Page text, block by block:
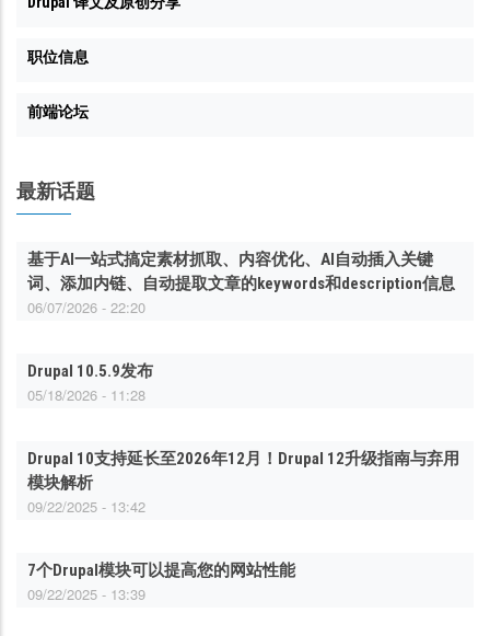
职位信息
前端论坛
最新话题
基于AI一站式搞定素材抓取、内容优化、AI自动插入关键
词、添加内链、自动提取文章的keywords和description信息
06/07/2026 - 22:20
Drupal 10.5.9发布
05/18/2026 - 11:28
Drupal 10支持延长至2026年12月！Drupal 12升级指南与弃用
模块解析
09/22/2025 - 13:42
7个Drupal模块可以提高您的网站性能
09/22/2025 - 13:39